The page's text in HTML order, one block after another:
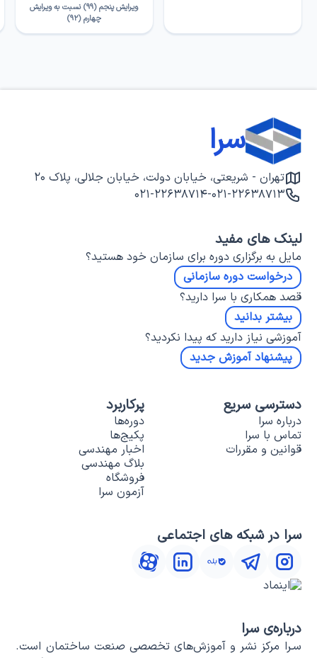
ویرایش پنجم (۹۹) نسبت به ویرایش
چهارم (۹۲)
سرا
تهران - شریعتی، خیابان دولت، خیابان جلالی، پلاک ۲۰
۰۲۱-۲۲۶۳۸۷۱۳-۰۲۱-۲۲۶۳۸۷۱۴
لینک های مفید
مایل به برگزاری دوره برای سازمان خود هستید؟
درخواست دوره سازمانی
قصد همکاری با سرا دارید؟
بیشتر بدانید
آموزشی نیاز دارید که پیدا نکردید؟
پیشنهاد آموزش جدید
دسترسی سریع
درباره سرا
تماس با سرا
قوانین و مقررات
پرکاربرد
دوره‌ها
پکیج‌ها
اخبار مهندسی
بلاگ مهندسی
فروشگاه
آزمون سرا
سرا در شبکه های اجتماعی
درباره‌ی سرا
سـرا مرکز نشر و آموزش‌های تخصصی صنعت ساختمان است.